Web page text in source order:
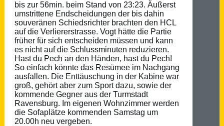
bis zur 56min. beim Stand von 23:23. Äußerst
umstrittene Endscheidungen der bis dahin
souveränen Schiedsrichter brachten den HCL
auf die Verliererstrasse. Vogt hätte die Partie
früher für sich entscheiden müssen und kann
es nicht auf die Schlussminuten reduzieren.
Hast du Pech an den Händen, hast du Pech!
So einfach könnte das Resümee im Nachgang
ausfallen. Die Enttäuschung in der Kabine war
groß, gehört aber zum Sport dazu, sowie der
kommende Gegner aus der Turmstadt
Ravensburg. Im eigenen Wohnzimmer werden
die Sofaplätze kommenden Samstag um
20.00h neu vergeben.